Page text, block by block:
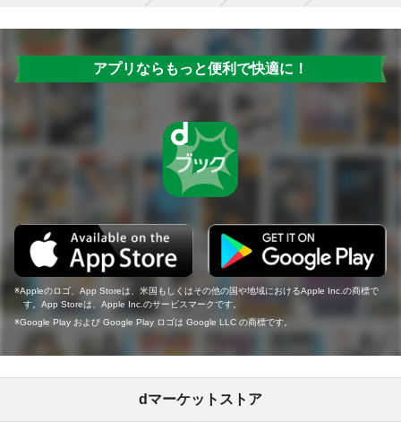
アプリならもっと便利で快適に！
Appleのロゴ、App Storeは、米国もしくはその他の国や地域におけるApple Inc.の商標で
す。App Storeは、Apple Inc.のサービスマークです。
Google Play および Google Play ロゴは Google LLC の商標です。
dマーケットストア